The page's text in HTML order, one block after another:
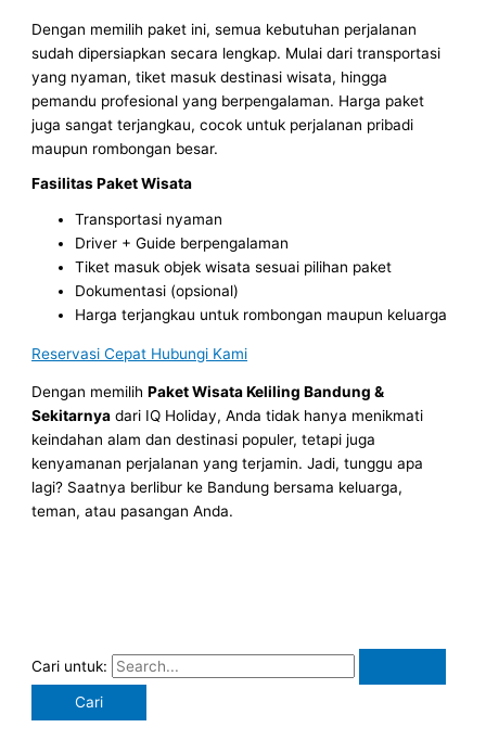
Dengan memilih paket ini, semua kebutuhan perjalanan
sudah dipersiapkan secara lengkap. Mulai dari transportasi
yang nyaman, tiket masuk destinasi wisata, hingga
pemandu profesional yang berpengalaman. Harga paket
juga sangat terjangkau, cocok untuk perjalanan pribadi
maupun rombongan besar.
Fasilitas Paket Wisata
Transportasi nyaman
Driver + Guide berpengalaman
Tiket masuk objek wisata sesuai pilihan paket
Dokumentasi (opsional)
Harga terjangkau untuk rombongan maupun keluarga
Reservasi Cepat Hubungi Kami
Dengan memilihPaket Wisata Keliling Bandung &
Sekitarnya dari IQ Holiday, Anda tidak hanya menikmati
keindahan alam dan destinasi populer, tetapi juga
kenyamanan perjalanan yang terjamin. Jadi, tunggu apa
lagi? Saatnya berlibur ke Bandung bersama keluarga,
teman, atau pasangan Anda.
Cari untuk: